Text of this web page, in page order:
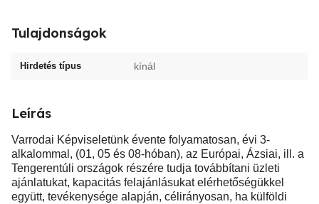
Tulajdonságok
Hirdetés típus kínál
Leírás
Varrodai Képviseletünk évente folyamatosan, évi 3-
alkalommal, (01, 05 és 08-hóban), az Európai, Ázsiai, ill. a
Tengerentúli országok részére tudja továbbítani üzleti
ajánlatukat, kapacitás felajánlásukat elérhetőségükkel
együtt, tevékenysége alapján, célirányosan, ha külföldi